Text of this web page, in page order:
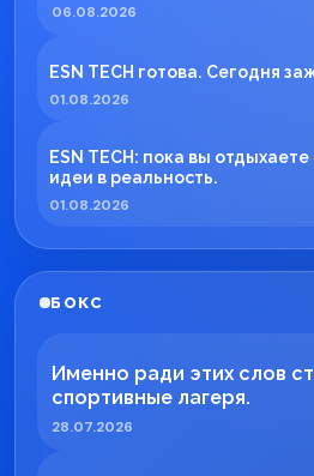
06.08.2026
ESN TECH готова. Сегодня
01.08.2026
ESN TECH: пока вы
идеи в реальность.
01.08.2026
БОКС
Именно ради этих слов
спортивные лагеря.
28.07.2026